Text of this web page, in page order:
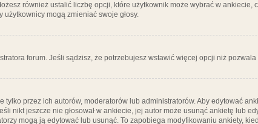
również ustalić liczbę opcji, które użytkownik może wybrać w ankiecie,
mogą zmieniać swoje głosy.
forum. Jeśli sądzisz, że potrzebujesz wstawić więcej opcji niż
tylko przez ich autorów, moderatorów lub administratorów. Aby edytować
nikt jeszcze nie głosował w ankiecie, jej autor może usunąć ankietę lub
mogą ją edytować lub usunąć. To zapobiega modyfikowaniu ankiety,